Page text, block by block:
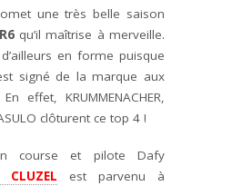
une très belle saison
qu’il maîtrise à merveille.
en forme puisque
signé de la marque aux
effet, KRUMMENACHER,
clôturent ce top 4 !
course et pilote Dafy
CLUZEL est parvenu à